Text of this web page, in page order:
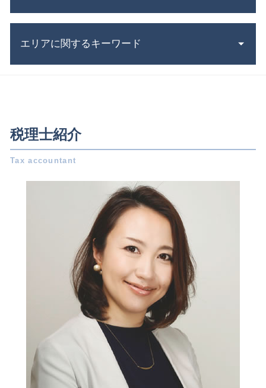
業務 提携
遺産 分割 協議
特別 受益
m & a とは
遺留分減殺請求権 とは
事業 承継
会社設立 必要書類
定款 とは
株式会社 設立 メリット
会社設立 個人事業主
補助金 助成金 違い
節税対策 法人
新創業融資制度 必要書類
株式会社設立 流れ
株式会社 設立 必要書類
節税対策 個人事業主
決算 申告 期限
会社 税金
財務三表 とは
税務調査 個人事業主
税務調査 とは
税務調査 事前通知
税務申告書 種類
税務調査 流れ
税務署 密告
確定申告 必要書類
エリアに関するキーワード
事業承継 名古屋市 税理士
相続 名古屋市 税理士
事業承継 稲沢市 相談
事業承継 日進市 相談
税務相談 日進市 税理士
相続 一宮市 税理士
税務相談 一宮市 税理士
会社設立 日進市 相談
相続 日進市 税理士
税務相談 稲沢市 税理士
相続 岐阜県 税理士
事業承継 岐阜県 税理士
相続 一宮市 相談
税務相談 日進市 相談
税務相談 稲沢市 相談
事業承継 名古屋市 相談
税理士紹介